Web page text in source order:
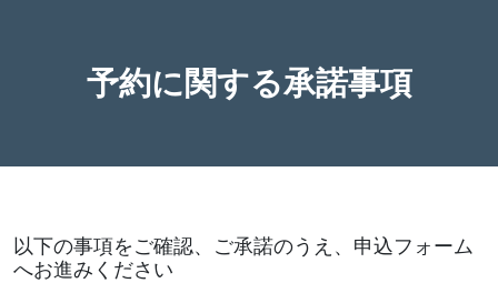
予約に関する承諾事項
以下の事項をご確認、ご承諾のうえ、申込フォーム
へお進みください